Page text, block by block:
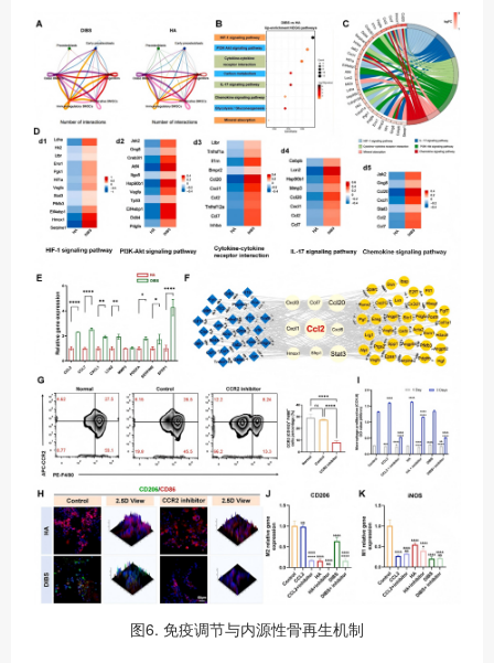
图6. 免疫调节与内源性骨再生机制